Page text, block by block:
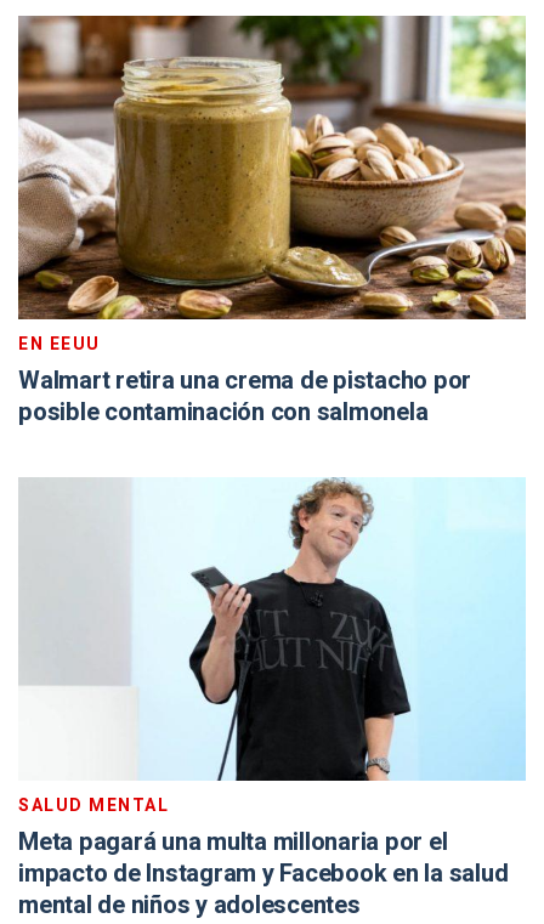
EN EEUU
Walmart retira una crema de pistacho por
posible contaminación con salmonela
SALUD MENTAL
Meta pagará una multa millonaria por el
impacto de Instagram y Facebook en la salud
mental de niños y adolescentes